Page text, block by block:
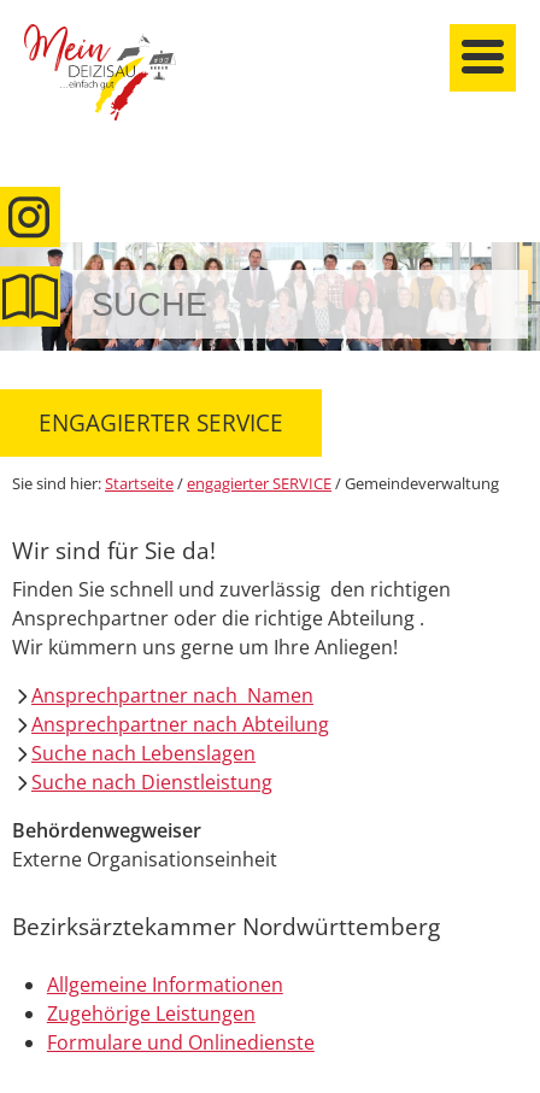
anmelden
ENGAGIERTER SERVICE
Sie sind hier:Startseite/engagierter SERVICE/Gemeindeverwaltung
Wir sind für Sie da!
Finden Sie schnell und zuverlässig den richtigen
Ansprechpartner oder die richtige Abteilung .
Wir kümmern uns gerne um Ihre Anliegen!
Ansprechpartner nach Namen
Ansprechpartner nach Abteilung
Suche nach Lebenslagen
Suche nach Dienstleistung
Behördenwegweiser
Externe Organisationseinheit
Bezirksärztekammer Nordwürttemberg
Allgemeine Informationen
Zugehörige Leistungen
Formulare und Onlinedienste